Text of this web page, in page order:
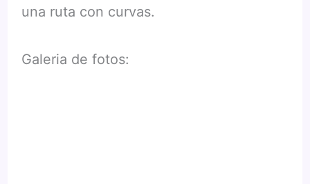
una ruta con curvas.
Galeria de fotos: